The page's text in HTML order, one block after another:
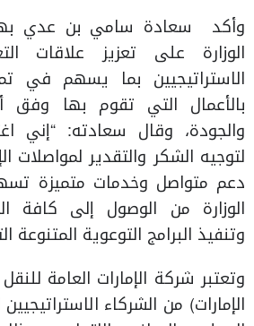
وأكد سعادة سامي بن عدي
الوزارة على تعزيز علاقات
الاستراتيجيين بما يسهم في
بالأعمال التي تقوم بها وفق
والجودة، وقال سعادته: “إني
لتوجيه الشكر والتقدير لمواصلات
دعم متواصل وخدمات متميزة
الوزارة من الوصول إلى كافة
وتنفيذ البرامج التوعوية المتنوعة
وتعتبر شركة الإمارات العامة
الإمارات) من الشركاء